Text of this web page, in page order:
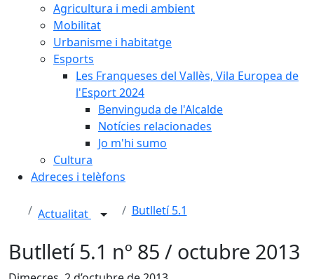
Agricultura i medi ambient
Mobilitat
Urbanisme i habitatge
Esports
Les Franqueses del Vallès, Vila Europea de
l'Esport 2024
Benvinguda de l'Alcalde
Notícies relacionades
Jo m'hi sumo
Cultura
Adreces i telèfons
Actualitat Butlletí 5.1
Butlletí 5.1 nº 85 / octubre 2013